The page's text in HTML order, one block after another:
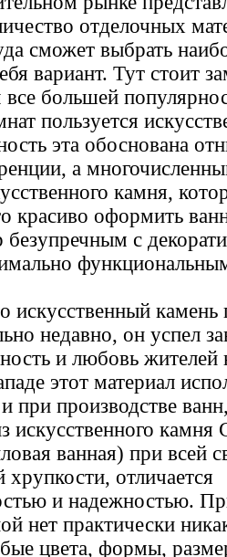
отделочных
сможет выбрать
вариант. Тут стоит
большей
пользуется
эта обоснована
а
камня,
красиво оформить
безупречным с
искусственный камень
недавно, он успел
и любовь жителей
этот материал
при производстве
искусственного камня
ванная) при всей
отличается
и надежностью.
нет практически
цвета, формы,